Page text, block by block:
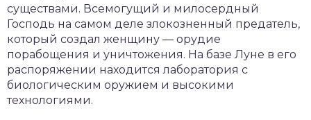
существами. Всемогущий и милосердный
Господь на самом деле злокозненный предатель,
который создал женщину — орудие
порабощения и уничтожения. На базе Луне в его
распоряжении находится лаборатория с
биологическим оружием и высокими
технологиями.